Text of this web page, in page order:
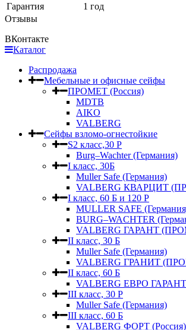
Гарантия
1 год
Отзывы
ВКонтакте
Каталог
Распродажа
Мебельные и офисные сейфы
ПРОМЕТ (Россия)
MDTB
AIKO
VALBERG
Сейфы взломо-огнестойкие
S2 класс,30 Р
Burg–Wachter (Германия)
I класс, 30Б
Muller Safe (Германия)
VALBERG КВАРЦИТ
I класс, 60 Б и 120 Р
MULLER SAFE
BURG–WACHTER
VALBERG ГАРАНТ
II класс, 30 Б
Muller Safe (Германия)
VALBERG ГРАНИТ
II класс, 60 Б
VALBERG ЕВРО
III класс, 30 Р
Muller Safe (Германия)
III класс, 60 Б
VALBERG ФОРТ (Россия)